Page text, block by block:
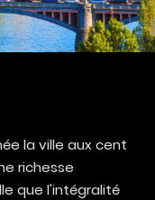
la ville aux cent
richesse
que l'intégralité